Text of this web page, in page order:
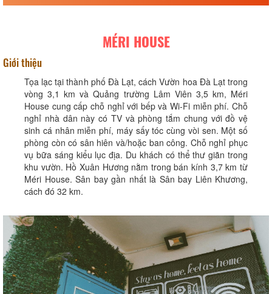
MÉRI HOUSE
Giới thiệu
Tọa lạc tại thành phố Đà Lạt, cách Vườn hoa Đà Lạt trong
vòng 3,1 km và Quảng trường Lâm Viên 3,5 km, Méri
House cung cấp chỗ nghỉ với bếp và Wi-Fi miễn phí. Chỗ
nghỉ nhà dân này có TV và phòng tắm chung với đồ vệ
sinh cá nhân miễn phí, máy sấy tóc cùng vòi sen. Một số
phòng còn có sân hiên và/hoặc ban công. Chỗ nghỉ phục
vụ bữa sáng kiểu lục địa. Du khách có thể thư giãn trong
khu vườn. Hồ Xuân Hương nằm trong bán kính 3,7 km từ
Méri House. Sân bay gần nhất là Sân bay Liên Khương,
cách đó 32 km.